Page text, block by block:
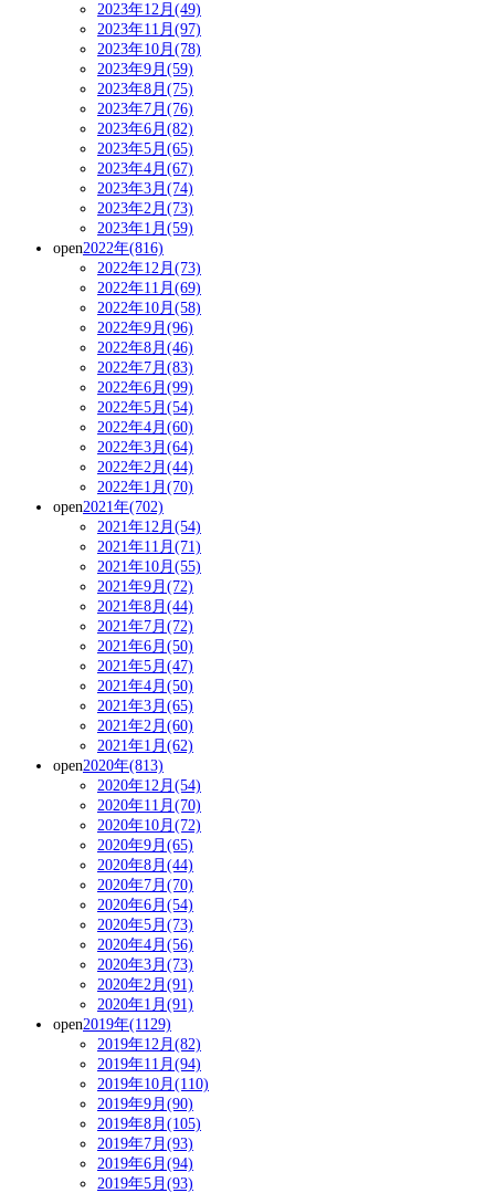
2023年12月(49)
2023年11月(97)
2023年10月(78)
2023年9月(59)
2023年8月(75)
2023年7月(76)
2023年6月(82)
2023年5月(65)
2023年4月(67)
2023年3月(74)
2023年2月(73)
2023年1月(59)
open2022年(816)
2022年12月(73)
2022年11月(69)
2022年10月(58)
2022年9月(96)
2022年8月(46)
2022年7月(83)
2022年6月(99)
2022年5月(54)
2022年4月(60)
2022年3月(64)
2022年2月(44)
2022年1月(70)
open2021年(702)
2021年12月(54)
2021年11月(71)
2021年10月(55)
2021年9月(72)
2021年8月(44)
2021年7月(72)
2021年6月(50)
2021年5月(47)
2021年4月(50)
2021年3月(65)
2021年2月(60)
2021年1月(62)
open2020年(813)
2020年12月(54)
2020年11月(70)
2020年10月(72)
2020年9月(65)
2020年8月(44)
2020年7月(70)
2020年6月(54)
2020年5月(73)
2020年4月(56)
2020年3月(73)
2020年2月(91)
2020年1月(91)
open2019年(1129)
2019年12月(82)
2019年11月(94)
2019年10月(110)
2019年9月(90)
2019年8月(105)
2019年7月(93)
2019年6月(94)
2019年5月(93)